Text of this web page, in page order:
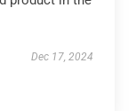
Dec 17, 2024